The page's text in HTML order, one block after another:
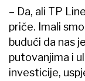
– Da, ali TP
priče. Imali
budući da nas
putovanjima i
investicije,